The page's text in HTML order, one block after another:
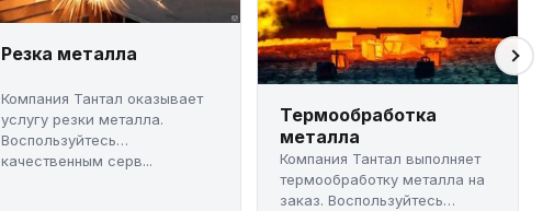
Резка металла
Компания Тантал оказывает
услугу резки металла.
Воспользуйтесь
качественным серв...
Термообработка
металла
Компания Тантал выполняет
термообработку металла на
заказ. Воспользуйтесь